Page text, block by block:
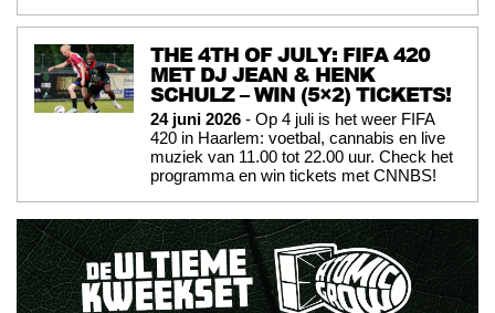
THE 4TH OF JULY: FIFA 420
MET DJ JEAN & HENK
SCHULZ – WIN (5×2) TICKETS!
24 juni 2026 - Op 4 juli is het weer FIFA
420 in Haarlem: voetbal, cannabis en live
muziek van 11.00 tot 22.00 uur. Check het
programma en win tickets met CNNBS!